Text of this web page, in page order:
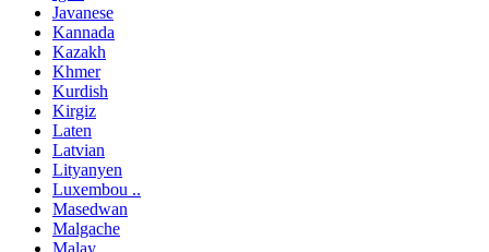
Javanese
Kannada
Kazakh
Khmer
Kurdish
Kirgiz
Laten
Latvian
Lityanyen
Luxembou ..
Masedwan
Malgache
Malay